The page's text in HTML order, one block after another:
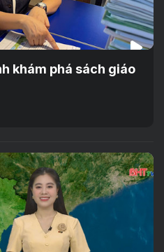
khám phá sách giáo